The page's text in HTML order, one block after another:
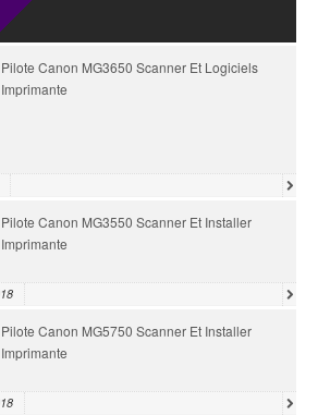
Pilote Canon MG3650 Scanner Et Logiciels
Imprimante
Pilote Canon MG3550 Scanner Et Installer
Imprimante
Pilote Canon MG5750 Scanner Et Installer
Imprimante